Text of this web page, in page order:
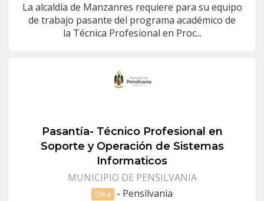
La alcaldía de Manzanres requiere para su equipo
de trabajo pasante del programa académico de
la Técnica Profesional en Proc...
Pasantía- Técnico Profesional en
Soporte y Operación de Sistemas
Informaticos
MUNICIPIO DE PENSILVANIA
Otra - Pensilvania